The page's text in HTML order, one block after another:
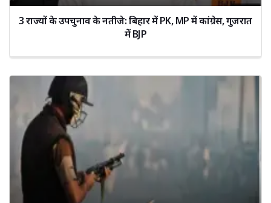
3 राज्यों के उपचुनाव के नतीजे: बिहार में PK, MP में कांग्रेस, गुजरात
में BJP